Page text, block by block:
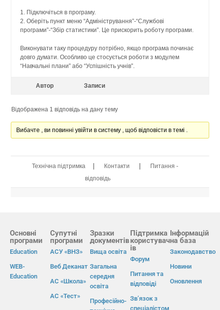
1. Підключіться в програму.
2. Оберіть пункт меню “Адміністрування”-“Службові
програми”-“Збір статистики”. Це прискорить роботу програми.
Виконувати таку процедуру потрібно, якщо програма починає
довго думати. Особливо це стосується роботи з модулем
“Навчальні плани” або “Успішність учнів”.
Автор Записи
Відображена 1 відповідь на дану тему
Вибачте , ви повинні увійти в систему , щоб відповісти в темі .
Технічна підтримка | Контакти |
Питання -
відповідь
Основні
програми
Education
WEB-
Education
Супутні
програми
АСУ «ВНЗ»
Веб Деканат
АС «Школа»
АС «Тест»
Зразки
документів
Вища освіта
Загальна
середня
освіта
Професійно-
Підтримка
користувач
ів
Форум
Питання та
відповіді
Зв’язок з
спеціалістом
Інформацій
на база
Законодавство
Новини
Оновлення